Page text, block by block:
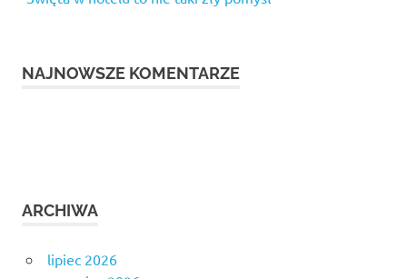
NAJNOWSZE KOMENTARZE
ARCHIWA
lipiec 2026